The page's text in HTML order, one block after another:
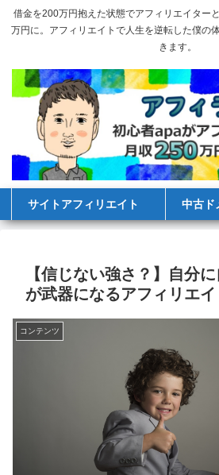
借金を200万円抱えた状態でアフィリエイター
万円に。アフィリエイトで人生を逆転した僕の
きます。
サイトアフィリエイト 中古ド
【信じない強さ？】自分
が武器になるアフィリエイ
コンテンツ